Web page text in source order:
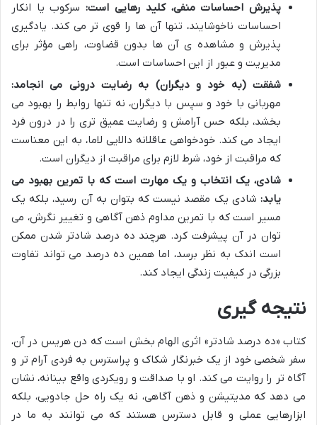
پذیرش احساسات منفی، کلید رهایی است: سرکوب یا انکار
احساسات ناخوشایند، تنها آن ها را قوی تر می کند. یادگیری
پذیرش و مشاهده ی آن ها بدون قضاوت، راهی مؤثر برای
مدیریت و عبور از این احساسات است.
شفقت (به خود و دیگران) به رضایت درونی می انجامد:
مهربانی با خود و سپس با دیگران، نه تنها روابط را بهبود می
بخشد، بلکه حس آرامش و رضایت عمیق تری را در درون فرد
ایجاد می کند. خودخواهی عاقلانه دالایی لاما، به این معناست
که مراقبت از خود، شرط لازم برای مراقبت از دیگران است.
شادی، یک انتخاب و یک مهارت است که با تمرین بهبود می
یابد: شادی یک مقصد نیست که بتوان به آن رسید، بلکه یک
مسیر است که با تمرین مداوم ذهن آگاهی و تغییر نگرش، می
توان در آن پیشرفت کرد. هرچند ده درصد شادتر شدن ممکن
است اندک به نظر برسد، اما همین ده درصد می تواند تفاوت
بزرگی در کیفیت زندگی ایجاد کند.
نتیجه گیری
کتاب «ده درصد شادتر» اثری الهام بخش است که دن هریس در آن،
سفر شخصی خود از یک خبرنگار شکاک و پراسترس به فردی آرام تر و
آگاه تر را روایت می کند. او با صداقت و رویکردی واقع بینانه، نشان
می دهد که مدیتیشن و ذهن آگاهی، نه یک راه حل جادویی، بلکه
ابزارهایی عملی و قابل دسترس هستند که می توانند به ما در